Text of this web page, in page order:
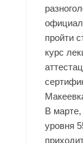
пройти
курс
В марте,
уровня